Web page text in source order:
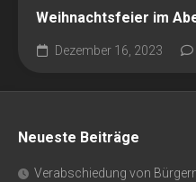
Weihnachtsfeier im
Dezember 16, 2023
Neueste Beiträge
Verabschiedung von